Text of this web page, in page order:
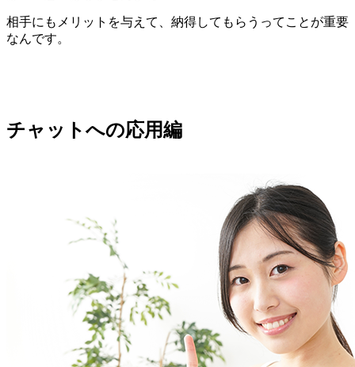
相手にもメリットを与えて、納得してもらうってことが重要
なんです。
チャットへの応用編